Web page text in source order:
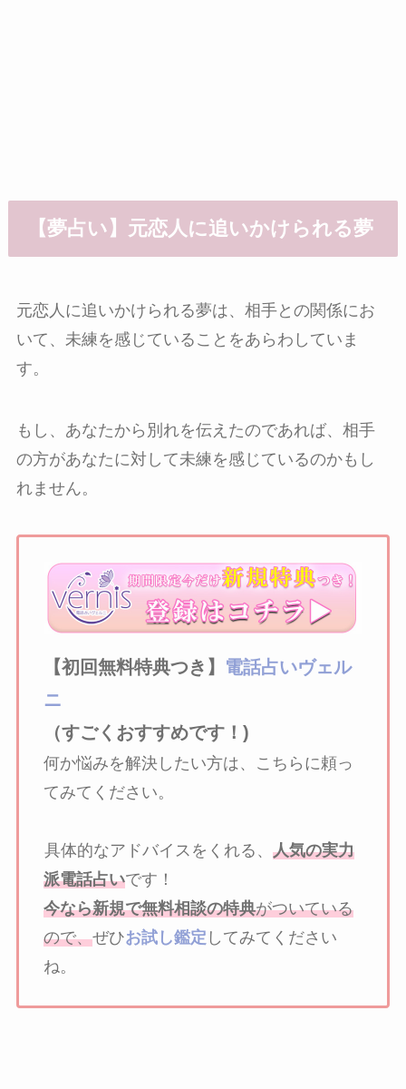
【夢占い】元恋人に追いかけられる夢
元恋人に追いかけられる夢は、相手との関係にお
いて、未練を感じていることをあらわしていま
す。
もし、あなたから別れを伝えたのであれば、相手
の方があなたに対して未練を感じているのかもし
れません。
【初回無料特典つき】
電話占いヴェル
ニ
（すごくおすすめです！)
何か悩みを解決したい方は、こちらに頼っ
てみてください。
具体的なアドバイスをくれる、 人気の実力
派電話占いです！
今なら新規で無料相談の特典がついている
ので、ぜひお試し鑑定 してみてください
ね。